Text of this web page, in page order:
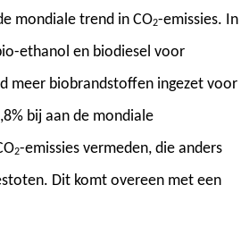
mondiale trend in CO2-emissies. In
ethanol en biodiesel voor
meer biobrandstoffen ingezet voor
bij aan de mondiale
2-emissies vermeden, die anders
Dit komt overeen met een